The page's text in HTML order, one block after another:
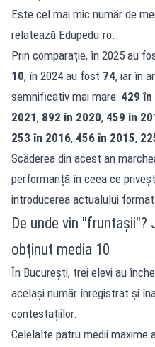
Este cel mai mic număr de
relatează Edupedu.ro.
Prin comparație, în 2025 au
10, în 2024 au fost 74, iar în
semnificativ mai mare: 429 în
2021, 892 în 2020, 459 în
253 în 2016, 456 în 2015,
Scăderea din acest an
performanță în ceea ce
introducerea actualului
De unde vin "fruntașii"?
obținut media 10
În București, trei elevi au
același număr înregistrat și
contestațiilor.
Celelalte patru medii maxime